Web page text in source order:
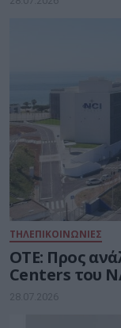
ΤΗΛΕΠΙΚΟΙΝΩΝΙΕΣ
ΟΤΕ: Προς
Centers του
28.07.2026